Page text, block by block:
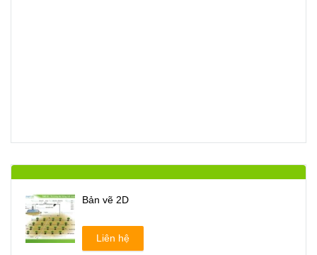
Bản vẽ 2D
Liên hệ